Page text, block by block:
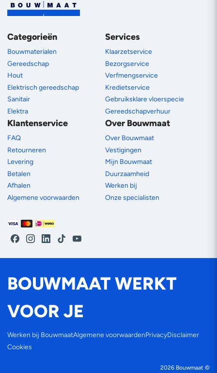
Categorieën
Bouwmaterialen
Gereedschap
Hout
Elektrisch gereedschap
Sanitair
Elektra
Services
Klaarzetservice
Bezorgservice
Verfmengservice
Kredietservice
Gebruiksklare vloerspecie
Gereedschapverhuur
Klantenservice
FAQ
Retourneren
Levering
Betalen
Afhalen
Algemene voorwaarden
Over Bouwmaat
Over Bouwmaat
Vestigingen
Mijn Bouwmaat
Duurzaamheid
Werken bij
Onze specialisten
Betaalmethoden
FacebookInstagram
LinkedInTikTokYouTube
BOUWMAAT WERKT
VOOR JE
Werken bij BouwmaatAlgemene voorwaardenPrivacyDisclaimer
Cookies
2026 Bouwmaat ©